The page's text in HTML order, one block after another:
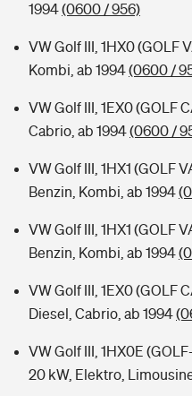
1994(0600 / 956)
VW Golf III, 1HX0 (GOLF
Kombi, ab 1994(0600 /
VW Golf III, 1EX0 (GOLF
Cabrio, ab 1994(0600 /
VW Golf III, 1HX1 (GOLF
Benzin, Kombi, ab 1994
VW Golf III, 1HX1 (GOLF
Benzin, Kombi, ab 1994
VW Golf III, 1EX0 (GOLF
Diesel, Cabrio, ab 1994
VW Golf III, 1HX0E
20 kW, Elektro,